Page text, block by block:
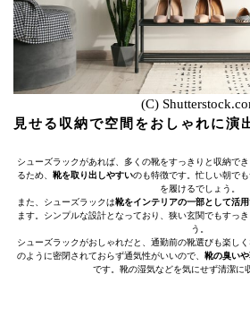
(C)
見せる収納で空間をおしゃれに演
シューズラックがあれば、多くの靴をすっきりと収納で
るため、 靴を取り出しやすいのも特徴です。忙しい朝で
を履けるでしょう。
また、シューズラックは靴をインテリアの一部として活用
ます。シンプルな設計となっており、狭い玄関でもすっ
う。
シューズラックがおしゃれだと、通勤前の靴選びも楽し
のように密閉されておらず通気性がいいので、 靴の臭い
です。靴の湿気などを気にせず清潔に